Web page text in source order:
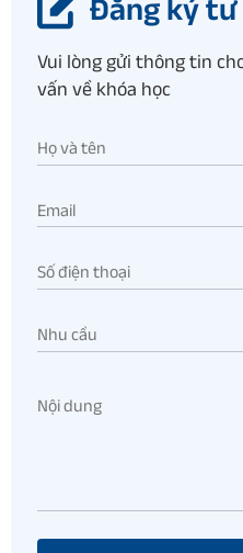
Đăng ký tư
Vui lòng gửi thông tin
vấn về khóa học